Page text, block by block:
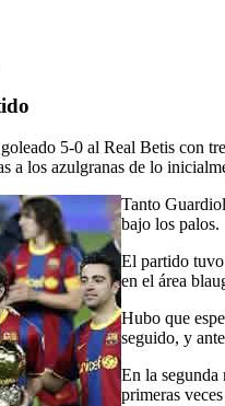
5-0 al Real Betis con
a los azulgranas de lo
Tanto
bajo los palos.
El partido tuvo
en el área
Hubo que
seguido, y
En la segunda
primeras